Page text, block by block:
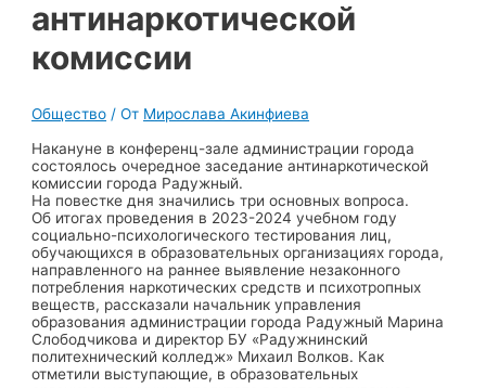
антинаркотической
комиссии
Общество / От Мирослава Акинфиева
Накануне в конференц-зале администрации города
состоялось очередное заседание антинаркотической
комиссии города Радужный.
На повестке дня значились три основных вопроса.
Об итогах проведения в 2023-2024 учебном году
социально-психологического тестирования лиц,
обучающихся в образовательных организациях города,
направленного на раннее выявление незаконного
потребления наркотических средств и психотропных
веществ, рассказали начальник управления
образования администрации города Радужный Марина
Слободчикова и директор БУ «Радужнинский
политехнический колледж» Михаил Волков. Как
отметили выступающие, в образовательных